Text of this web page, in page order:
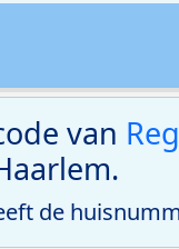
van
de